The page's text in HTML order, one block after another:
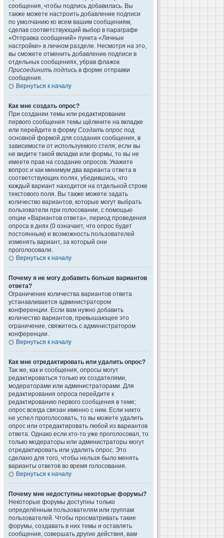
сообщения, чтобы подпись добавилась. Вы
также можете настроить добавление подписи
по умолчанию ко всем вашим сообщениям,
сделав соответствующий выбор в параграфе
«Отправка сообщений» пункта «Личные
настройки» в личном разделе. Несмотря на это,
вы сможете отменить добавление подписи в
отдельных сообщениях, убрав флажок
Присоединить подпись в форме отправки
сообщения.
Вернуться к началу
Как мне создать опрос?
При создании темы или редактировании
первого сообщения темы щёлкните на вкладке
или перейдите в форму Создать опрос под
основной формой для создания сообщения, в
зависимости от используемого стиля; если вы
не видите такой вкладки или формы, то вы не
имеете прав на создание опросов. Укажите
вопрос и как минимум два варианта ответа в
соответствующих полях, убедившись, что
каждый вариант находится на отдельной строке
текстового поля. Вы также можете задать
количество вариантов, которые могут выбрать
пользователи при голосовании, с помощью
опции «Вариантов ответа», период проведения
опроса в днях (0 означает, что опрос будет
постоянным) и возможность пользователей
изменять вариант, за который они
проголосовали.
Вернуться к началу
Почему я не могу добавить больше вариантов
ответа?
Ограничение количества вариантов ответа
устанавливается администратором
конференции. Если вам нужно добавить
количество вариантов, превышающее это
ограничение, свяжитесь с администратором
конференции.
Вернуться к началу
Как мне отредактировать или удалить опрос?
Так же, как и сообщения, опросы могут
редактироваться только их создателями,
модераторами или администраторами. Для
редактирования опроса перейдите к
редактированию первого сообщения в теме;
опрос всегда связан именно с ним. Если никто
не успел проголосовать, то вы можете удалить
опрос или отредактировать любой из вариантов
ответа. Однако если кто-то уже проголосовал, то
только модераторы или администраторы могут
отредактировать или удалить опрос. Это
сделано для того, чтобы нельзя было менять
варианты ответов во время голосования.
Вернуться к началу
Почему мне недоступны некоторые форумы?
Некоторые форумы доступны только
определённым пользователям или группам
пользователей. Чтобы просматривать такие
форумы, создавать в них темы и оставлять
сообщения, совершать другие действия, вам